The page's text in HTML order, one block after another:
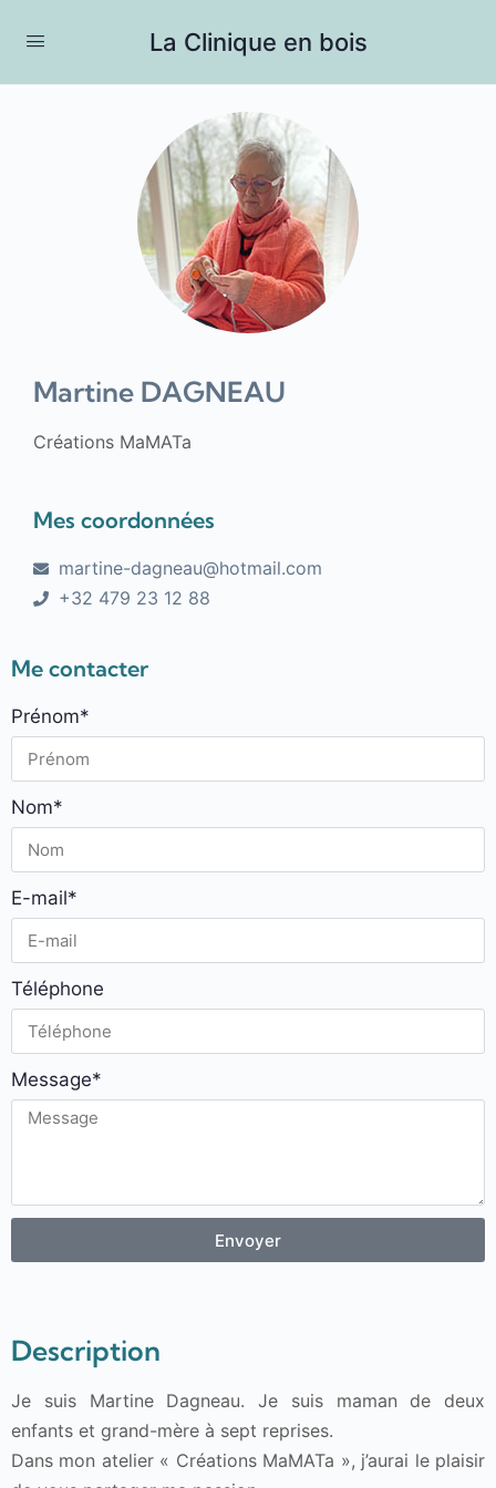
La Clinique en bois
Martine DAGNEAU
Créations MaMATa
Mes coordonnées
martine-dagneau@hotmail.com
+32 479 23 12 88
Me contacter
Prénom*
Nom*
E-mail*
Téléphone
Message*
Envoyer
Description
Je suis Martine Dagneau. Je suis maman de deux
enfants et grand-mère à sept reprises.
Dans mon atelier « Créations MaMATa », j’aurai le plaisir